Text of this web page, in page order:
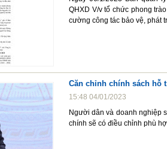
QHXD V/v tổ chức phong
cường công tác bảo vệ, phát
Căn chỉnh chính sách hỗ
15:48 04/01/2023
Người dân và doanh nghiệp
chính sẽ có điều chỉnh phù